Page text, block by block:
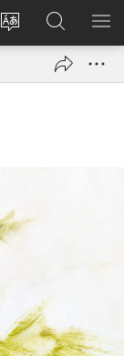
Hiova
ato
Amin’ny